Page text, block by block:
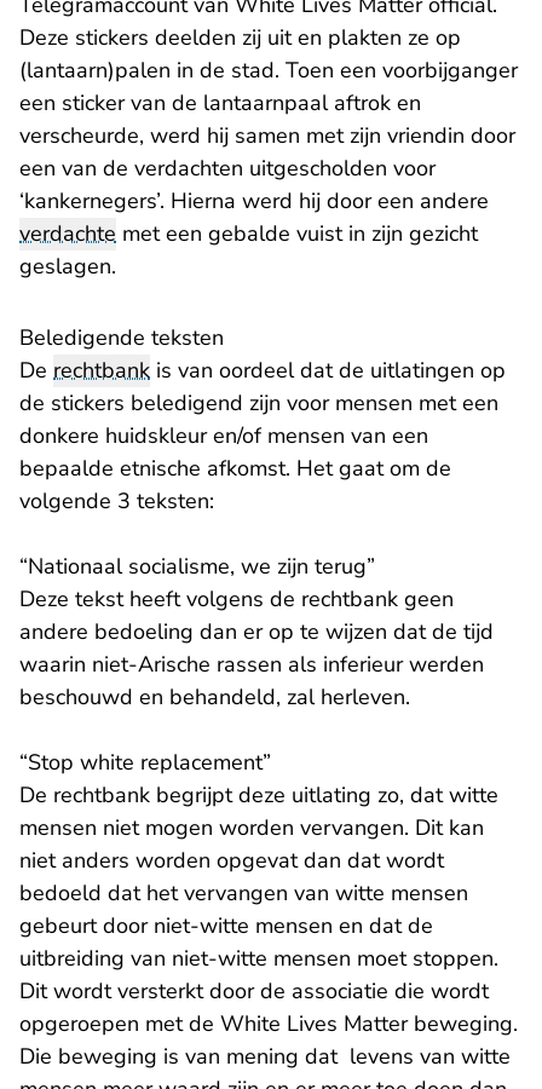
Deze stickers deelden zij uit en plakten ze op
(lantaarn)palen in de stad. Toen een voorbijganger
een sticker van de lantaarnpaal aftrok en
verscheurde, werd hij samen met zijn vriendin door
een van de verdachten uitgescholden voor
‘kankernegers’. Hierna werd hij door een andere
verdachte met een gebalde vuist in zijn gezicht
geslagen.
Beledigende teksten
De rechtbank is van oordeel dat de uitlatingen op
de stickers beledigend zijn voor mensen met een
donkere huidskleur en/of mensen van een
bepaalde etnische afkomst. Het gaat om de
volgende 3 teksten:
“Nationaal socialisme, we zijn terug”
Deze tekst heeft volgens de rechtbank geen
andere bedoeling dan er op te wijzen dat de tijd
waarin niet-Arische rassen als inferieur werden
beschouwd en behandeld, zal herleven.
“Stop white replacement”
De rechtbank begrijpt deze uitlating zo, dat witte
mensen niet mogen worden vervangen. Dit kan
niet anders worden opgevat dan dat wordt
bedoeld dat het vervangen van witte mensen
gebeurt door niet-witte mensen en dat de
uitbreiding van niet-witte mensen moet stoppen.
Dit wordt versterkt door de associatie die wordt
opgeroepen met de White Lives Matter beweging.
Die beweging is van mening dat levens van witte